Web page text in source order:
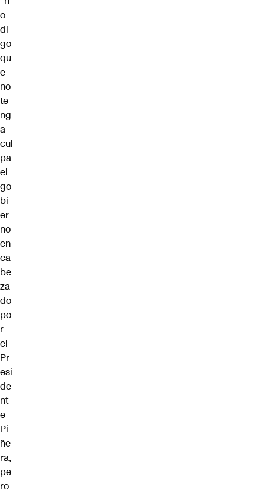
o
di
go
qu
e
no
te
ng
a
cul
pa
el
go
bi
er
no
en
ca
be
za
do
po
r
el
Pr
esi
de
nt
e
Pi
ñe
ra,
pe
ro